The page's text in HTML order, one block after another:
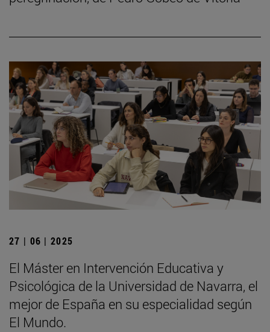
27 | 06 | 2025
El Máster en Intervención Educativa y
Psicológica de la Universidad de Navarra, el
mejor de España en su especialidad según
El Mundo.